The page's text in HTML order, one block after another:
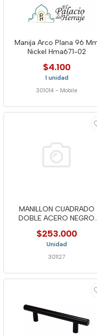
Manija Arco Plana 96
Nickel Hma671-02
$4.100
1 unidad
301014 - Mobile
MANILLON CUADRADO
DOBLE ACERO NEGRO
$253.000
Unidad
301127